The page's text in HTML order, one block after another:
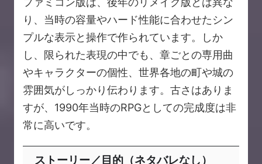
り、当時の容量やハード性能に合わせたシン
プルな表示と操作で作られています。しか
し、限られた表現の中でも、章ごとの専用曲
やキャラクターの個性、世界各地の町や城の
雰囲気がしっかり伝わります。古さはありま
すが、1990年当時のRPGとしての完成度は非
常に高いです。
ストーリー／目的（ネタバレなし）